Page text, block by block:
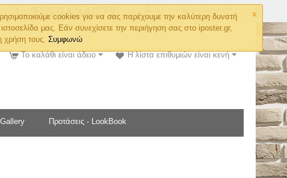
×
cookies για να σας παρέχουμε την καλύτερη δυνατή
ιστοσελίδα μας. Εάν συνεχίσετε την περιήγηση σας στο iposter.gr,
χρήση τους.Συμφωνώ
Η λίστα επιθυμιών είναι κενή
Το καλάθι είναι άδειο
Προτάσεις - LookBook